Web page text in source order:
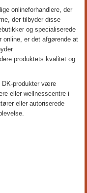
onlineforhandlere, der
der tilbyder disse
og specialiserede
online, er det afgørende at
produktets kvalitet og
DK-produkter være
eller wellnesscentre i
eller autoriserede